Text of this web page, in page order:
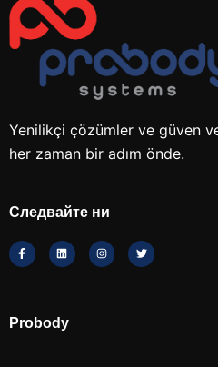
Yenilikçi çözümler ve güven
her zaman bir adım önde.
Следвайте ни
Probody